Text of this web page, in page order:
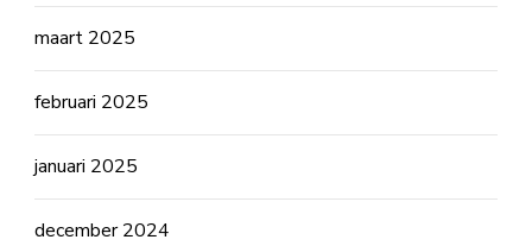
maart 2025
februari 2025
januari 2025
december 2024